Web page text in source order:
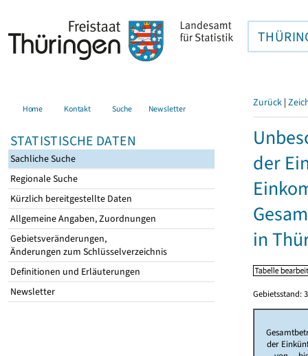
Home Kontakt Suche Newsletter
STATISTISCHE DATEN
Sachliche Suche
Regionale Suche
Kürzlich bereitgestellte Daten
Allgemeine Angaben, Zuordnungen
Gebietsveränderungen,
Änderungen zum Schlüsselverzeichnis
Definitionen und Erläuterungen
Newsletter
Zurück |
der
in
Gebietsstand:
der